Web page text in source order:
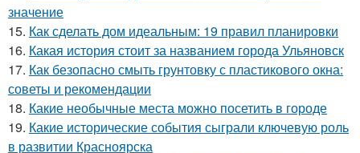
значение
15. Как сделать дом идеальным: 19 правил планировки
16. Какая история стоит за названием города Ульяновск
17. Как безопасно смыть грунтовку с пластикового окна:
советы и рекомендации
18. Какие необычные места можно посетить в городе
19. Какие исторические события сыграли ключевую роль
в развитии Красноярска